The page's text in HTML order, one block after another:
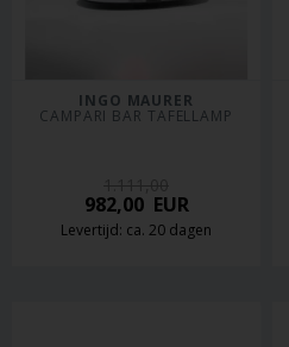
INGO MAURER
CAMPARI BAR TAFELLAMP
982,00EUR
Levertijd: ca. 20 dagen